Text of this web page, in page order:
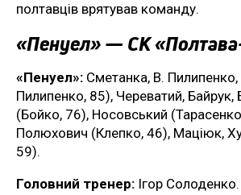
полтавців врятував команду.
«Пенуел» — СК
«Пенуел»: Сметанка, В. Пилипенко,
Пилипенко, 85), Череватий, Байрук,
(Бойко, 76), Носовський
Полюхович (Клепко, 46), Маціюк,
59).
Головний тренер: Ігор Солоденко.